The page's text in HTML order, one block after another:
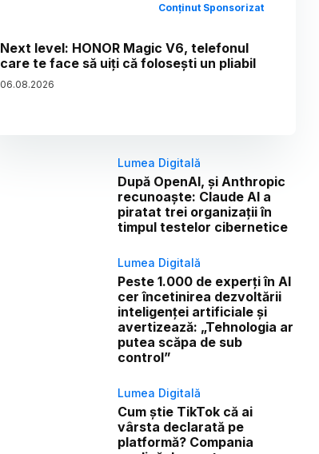
Conținut Sponsorizat
Next level: HONOR Magic V6, telefonul
care te face să uiți că folosești un pliabil
06.08.2026
Lumea Digitală
După OpenAI, și Anthropic
recunoaște: Claude AI a
piratat trei organizații în
timpul testelor cibernetice
Lumea Digitală
Peste 1.000 de experți în AI
cer încetinirea dezvoltării
inteligenței artificiale și
avertizează: „Tehnologia ar
putea scăpa de sub
control”
Lumea Digitală
Cum știe TikTok că ai
vârsta declarată pe
platformă? Compania